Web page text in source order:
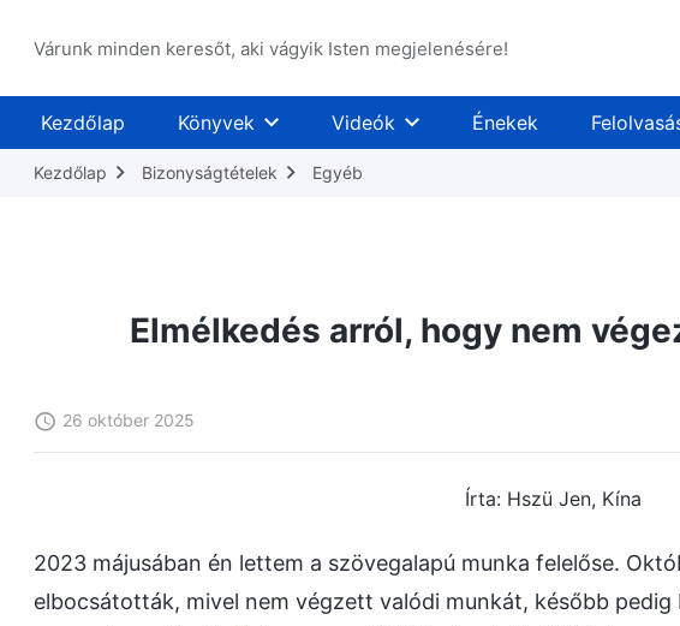
Várunk minden keresőt, aki vágyik Isten megjelenésére!
Kezdőlap Könyvek Videók Énekek
Kezdőlap Bizonyságtételek Egyéb
Elmélkedés arról, hogy nem
26 október 2025
Írta: Hszü Jen, Kína
2023 májusában én lettem a szövegalapú munka felelőse.
elbocsátották, mivel nem végzett valódi munkát, később